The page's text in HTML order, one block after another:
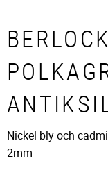
BERLOCK
Nickel bly och
2mm